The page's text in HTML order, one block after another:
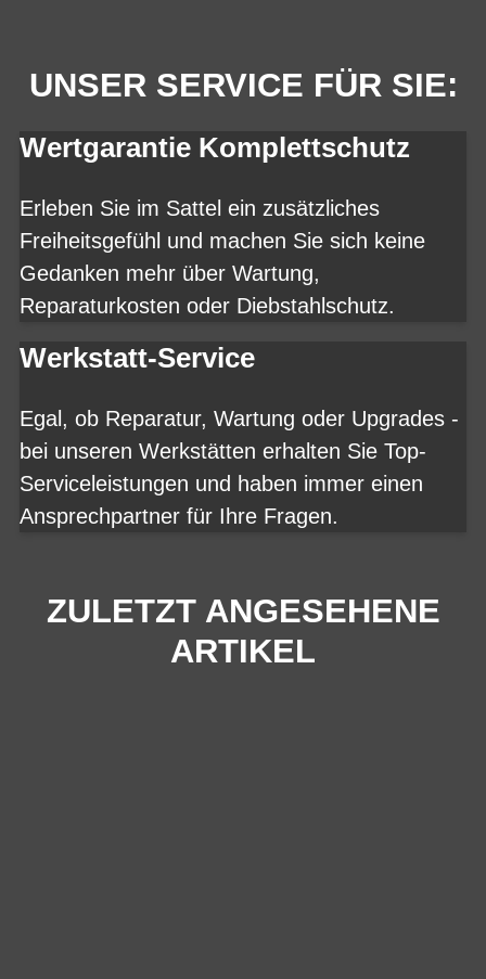
UNSER SERVICE FÜR SIE:
Wertgarantie Komplettschutz
Erleben Sie im Sattel ein zusätzliches
Freiheitsgefühl und machen Sie sich keine
Gedanken mehr über Wartung,
Reparaturkosten oder Diebstahlschutz.
Werkstatt-Service
Egal, ob Reparatur, Wartung oder Upgrades -
bei unseren Werkstätten erhalten Sie Top-
Serviceleistungen und haben immer einen
Ansprechpartner für Ihre Fragen.
ZULETZT ANGESEHENE
ARTIKEL